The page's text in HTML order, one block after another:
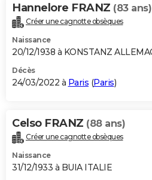
Hannelore FRANZ (83 ans)
Créer une cagnotte obsèques
Naissance
20/12/1938 à KONSTANZ
Décès
24/03/2022 à Paris (Paris)
Celso FRANZ (88 ans)
Créer une cagnotte obsèques
Naissance
31/12/1933 à BUIA ITALIE